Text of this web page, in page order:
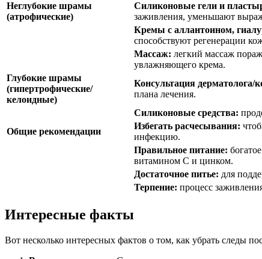
Неглубокие шрамы
(атрофические)
Силиконовые гели и
заживления, уменьшают
Кремы с аллантоином,
способствуют регенерации
Массаж: легкий массаж
увлажняющего крема.
Глубокие шрамы
(гипертрофические/
келоидные)
Консультация дерматолога/
плана лечения.
Силиконовые средства:
Общие рекомендации
Избегать расчесывания:
инфекцию.
Правильное питание:
витамином С и цинком.
Достаточное питье: для
Терпение: процесс
Интересные факты
Вот несколько интересных фактов о том, как убрать следы